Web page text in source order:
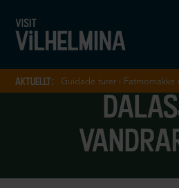
aktuellt: Guidade turer i Fatmomakke